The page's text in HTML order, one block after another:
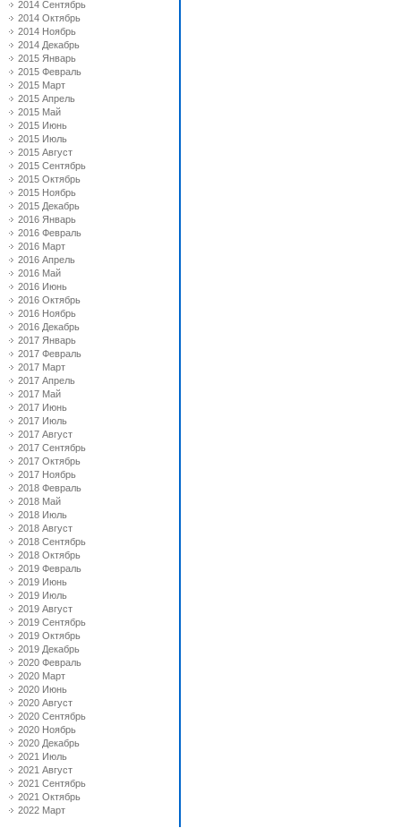
2014 Сентябрь
2014 Октябрь
2014 Ноябрь
2014 Декабрь
2015 Январь
2015 Февраль
2015 Март
2015 Апрель
2015 Май
2015 Июнь
2015 Июль
2015 Август
2015 Сентябрь
2015 Октябрь
2015 Ноябрь
2015 Декабрь
2016 Январь
2016 Февраль
2016 Март
2016 Апрель
2016 Май
2016 Июнь
2016 Октябрь
2016 Ноябрь
2016 Декабрь
2017 Январь
2017 Февраль
2017 Март
2017 Апрель
2017 Май
2017 Июнь
2017 Июль
2017 Август
2017 Сентябрь
2017 Октябрь
2017 Ноябрь
2018 Февраль
2018 Май
2018 Июль
2018 Август
2018 Сентябрь
2018 Октябрь
2019 Февраль
2019 Июнь
2019 Июль
2019 Август
2019 Сентябрь
2019 Октябрь
2019 Декабрь
2020 Февраль
2020 Март
2020 Июнь
2020 Август
2020 Сентябрь
2020 Ноябрь
2020 Декабрь
2021 Июль
2021 Август
2021 Сентябрь
2021 Октябрь
2022 Март